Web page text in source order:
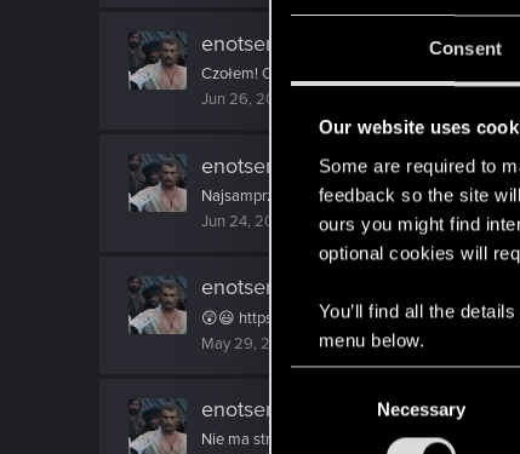
Consent
Our website uses
Some are required to
feedback so the site
ours you might find
optional cookies will
You’ll find all the
menu below.
Necessary
enotsen ZUBER92's
Czołem! Od październikowego Turnieju Walk
Jun 26, 2026
enotsen replied to the thread
Najsamprzód było przeciętnie, na wtóre
Jun 24, 2026
enotsen
😲😃 https://audioteka.com/pl/audiobook/
May 29, 2026
enotsen replied to the thread
Nie ma strachu. Rozenek brzmi kapitalnie, co